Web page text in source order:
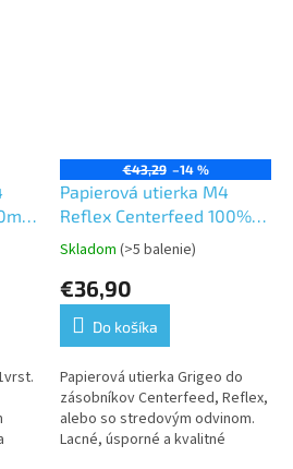
€43,29 –14 %
Papierová utierka M4
Reflex Centerfeed 100%
celulóza 300m 1vrst.GRITE
Priemerné
produktu
5,0
5
hviezdičiek.
Skladom (>5 balenie)
€36,90
Do košíka
Papierová utierka Grigeo do
zásobníkov Centerfeed, Reflex,
alebo so stredovým odvinom.
Lacné, úsporné a kvalitné